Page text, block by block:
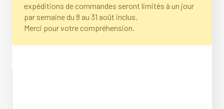
expéditions de commandes seront limités à un jour
par semaine du 8 au 31 août inclus.
Merci pour votre compréhension.